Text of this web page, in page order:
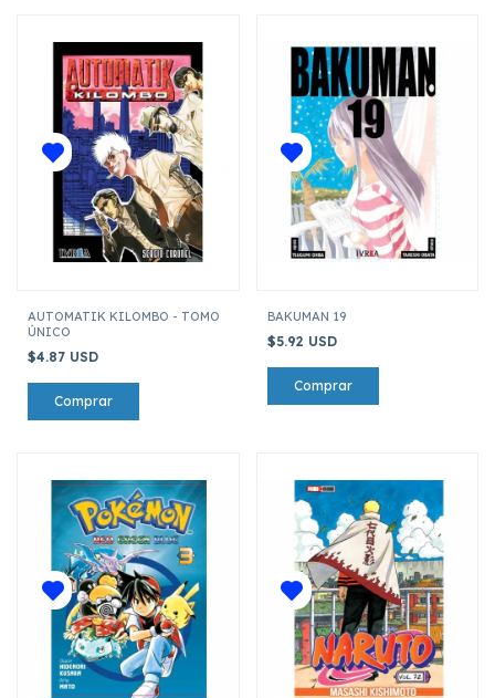
AUTOMATIK KILOMBO - TOMO
ÚNICO
$4.87 USD
BAKUMAN 19
$5.92 USD